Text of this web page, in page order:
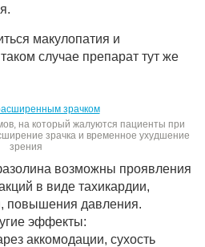
макулопатия и
случае препарат тут же
на который жалуются пациенты при
зрачка и временное ухудшение
зрения
возможны проявления
в виде тахикардии,
повышения давления.
эффекты:
аккомодации, сухость